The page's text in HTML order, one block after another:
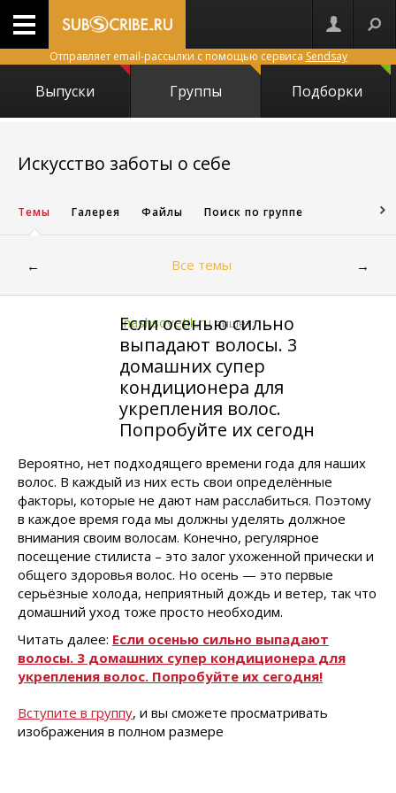
Отправляет email-рассылки с помощью сервиса Sendsay
Выпуски Группы Подборки
Искусство заботы о себе
Темы Галерея Файлы Поиск по группе
← Все темы →
nashsovetik.ru пишет:
Если осенью сильно
выпадают волосы. 3
домашних супер
кондиционера для
укрепления волос.
Попробуйте их сегодн
Вероятно, нет подходящего времени года для наших
волос. В каждый из них есть свои определённые
факторы, которые не дают нам расслабиться. Поэтому
в каждое время года мы должны уделять должное
внимания своим волосам. Конечно, регулярное
посещение стилиста – это залог ухоженной прически и
общего здоровья волос. Но осень — это первые
серьёзные холода, неприятный дождь и ветер, так что
домашний уход тоже просто необходим.
Читать далее: Если осенью сильно выпадают
волосы. 3 домашних супер кондиционера для
укрепления волос. Попробуйте их сегодня!
Вступите в группу, и вы сможете просматривать
изображения в полном размере